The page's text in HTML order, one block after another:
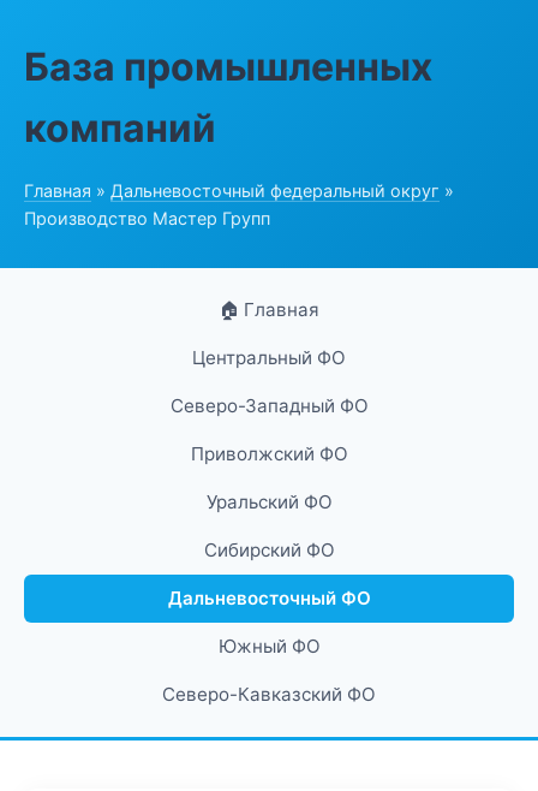
База промышленных
компаний
Главная » Дальневосточный федеральный округ »
Производство Мастер Групп
🏠 Главная
Центральный ФО
Северо-Западный ФО
Приволжский ФО
Уральский ФО
Сибирский ФО
Дальневосточный ФО
Южный ФО
Северо-Кавказский ФО